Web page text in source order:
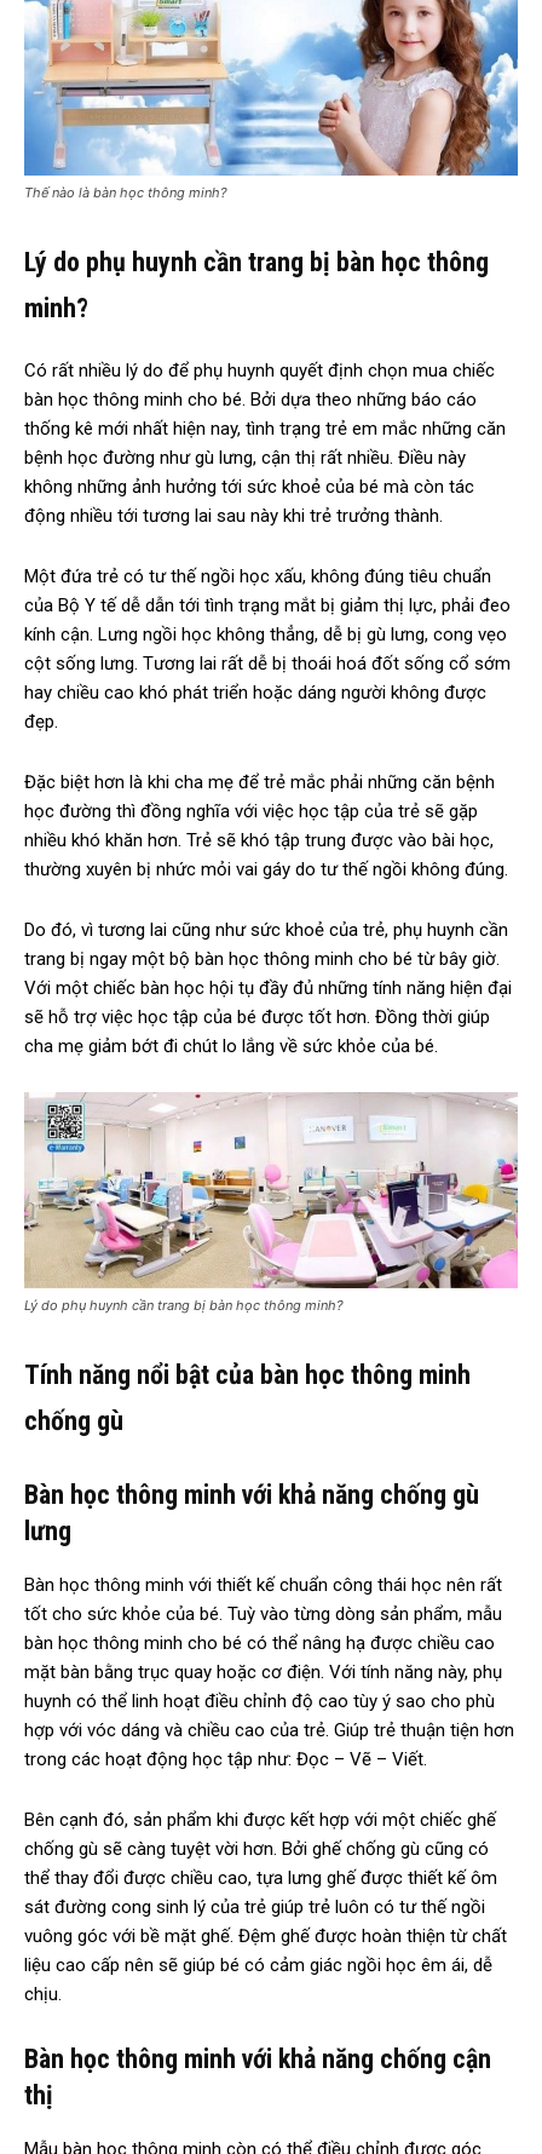
Thế nào là bàn học thông minh?
Lý do phụ huynh cần trang bị bàn học thông
minh?
Có rất nhiều lý do để phụ huynh quyết định chọn mua chiếc
bàn học thông minh cho bé. Bởi dựa theo những báo cáo
thống kê mới nhất hiện nay, tình trạng trẻ em mắc những căn
bệnh học đường như gù lưng, cận thị rất nhiều. Điều này
không những ảnh hưởng tới sức khoẻ của bé mà còn tác
động nhiều tới tương lai sau này khi trẻ trưởng thành.
Một đứa trẻ có tư thế ngồi học xấu, không đúng tiêu chuẩn
của Bộ Y tế dễ dẫn tới tình trạng mắt bị giảm thị lực, phải đeo
kính cận. Lưng ngồi học không thẳng, dễ bị gù lưng, cong vẹo
cột sống lưng. Tương lai rất dễ bị thoái hoá đốt sống cổ sớm
hay chiều cao khó phát triển hoặc dáng người không được
đẹp.
Đặc biệt hơn là khi cha mẹ để trẻ mắc phải những căn bệnh
học đường thì đồng nghĩa với việc học tập của trẻ sẽ gặp
nhiều khó khăn hơn. Trẻ sẽ khó tập trung được vào bài học,
thường xuyên bị nhức mỏi vai gáy do tư thế ngồi không đúng.
Do đó, vì tương lai cũng như sức khoẻ của trẻ, phụ huynh cần
trang bị ngay một bộ bàn học thông minh cho bé từ bây giờ.
Với một chiếc bàn học hội tụ đầy đủ những tính năng hiện đại
sẽ hỗ trợ việc học tập của bé được tốt hơn. Đồng thời giúp
cha mẹ giảm bớt đi chút lo lắng về sức khỏe của bé.
Lý do phụ huynh cần trang bị bàn học thông minh?
Tính năng nổi bật của bàn học thông minh
chống gù
Bàn học thông minh với khả năng chống gù
lưng
Bàn học thông minh với thiết kế chuẩn công thái học nên rất
tốt cho sức khỏe của bé. Tuỳ vào từng dòng sản phẩm, mẫu
bàn học thông minh cho bé có thể nâng hạ được chiều cao
mặt bàn bằng trục quay hoặc cơ điện. Với tính năng này, phụ
huynh có thể linh hoạt điều chỉnh độ cao tùy ý sao cho phù
hợp với vóc dáng và chiều cao của trẻ. Giúp trẻ thuận tiện hơn
trong các hoạt động học tập như: Đọc – Vẽ – Viết.
Bên cạnh đó, sản phẩm khi được kết hợp với một chiếc ghế
chống gù sẽ càng tuyệt vời hơn. Bởi ghế chống gù cũng có
thể thay đổi được chiều cao, tựa lưng ghế được thiết kế ôm
sát đường cong sinh lý của trẻ giúp trẻ luôn có tư thế ngồi
vuông góc với bề mặt ghế. Đệm ghế được hoàn thiện từ chất
liệu cao cấp nên sẽ giúp bé có cảm giác ngồi học êm ái, dễ
chịu.
Bàn học thông minh với khả năng chống cận
thị
Mẫu bàn học thông minh còn có thể điều chỉnh được góc